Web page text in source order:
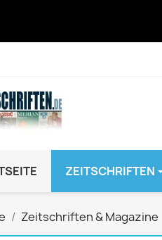
ZEITSCHRIFTEN
BRAVO
Zeitschriften & Magazine